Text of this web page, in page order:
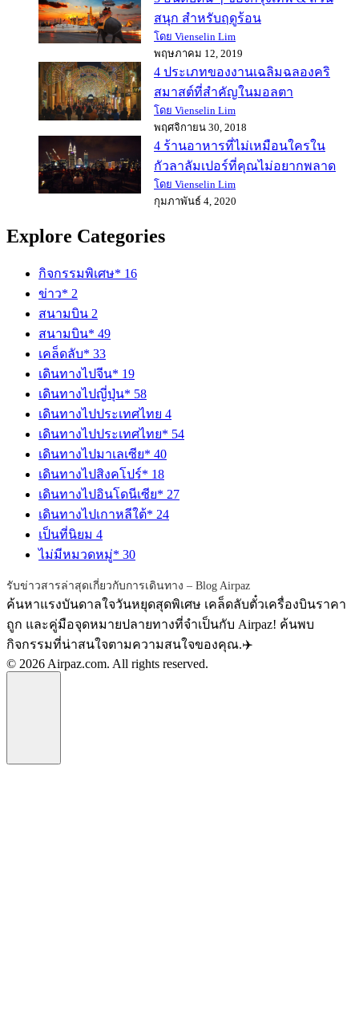
สนุก สำหรับฤดูร้อน
โดย Vienselin Lim
พฤษภาคม 12, 2019
4 ประเภทของงานเฉลิมฉลองคริ
สมาสต์ที่สำคัญในมอลตา
โดย Vienselin Lim
พฤศจิกายน 30, 2018
4 ร้านอาหารที่ไม่เหมือนใครใน
กัวลาลัมเปอร์ที่คุณไม่อยากพลาด
โดย Vienselin Lim
กุมภาพันธ์ 4, 2020
Explore Categories
กิจกรรมพิเศษ* 16
ข่าว* 2
สนามบิน 2
สนามบิน* 49
เคล็ดลับ* 33
เดินทางไปจีน* 19
เดินทางไปญี่ปุ่น* 58
เดินทางไปประเทศไทย 4
เดินทางไปประเทศไทย* 54
เดินทางไปมาเลเซีย* 40
เดินทางไปสิงคโปร์* 18
เดินทางไปอินโดนีเซีย* 27
เดินทางไปเกาหลีใต้* 24
เป็นที่นิยม 4
ไม่มีหมวดหมู่* 30
รับข่าวสารล่าสุดเกี่ยวกับการเดินทาง – Blog Airpaz
ค้นหาแรงบันดาลใจวันหยุดสุดพิเศษ เคล็ดลับตั๋วเครื่องบินราคา
ถูก และคู่มือจุดหมายปลายทางที่จำเป็นกับ Airpaz! ค้นพบ
กิจกรรมที่น่าสนใจตามความสนใจของคุณ.✈️
© 2026 Airpaz.com. All rights reserved.